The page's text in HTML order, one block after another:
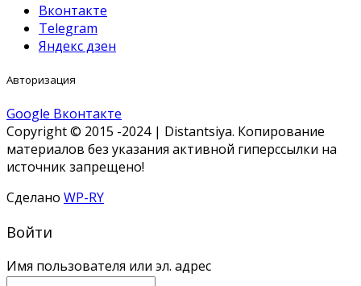
Вконтакте
Telegram
Яндекс дзен
Авторизация
Google Вконтакте
Copyright © 2015 -2024 | Distantsiya. Копирование
материалов без указания активной гиперссылки на
источник запрещено!
Сделано WP-RY
Войти
Имя пользователя или эл. адрес